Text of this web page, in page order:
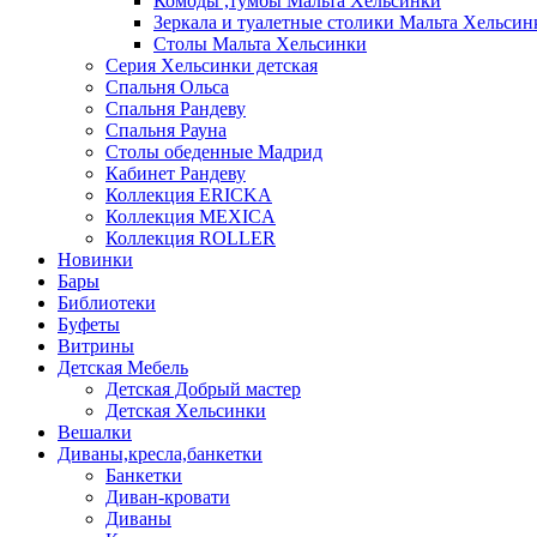
Зеркала и туалетные столики Мальта
Столы Мальта Хельсинки
Серия Хельсинки детская
Спальня Ольса
Спальня Рандеву
Спальня Рауна
Столы обеденные Мадрид
Кабинет Рандеву
Коллекция ERICKA
Коллекция MEXICA
Коллекция ROLLER
Новинки
Бары
Библиотеки
Буфеты
Витрины
Детская Мебель
Детская Добрый мастер
Детская Хельсинки
Вешалки
Диваны,кресла,банкетки
Банкетки
Диван-кровати
Диваны